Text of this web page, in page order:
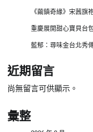
《繭鎮奇緣》宋茜旗
重慶展開甜心寶貝台
藍郁：尋味金台北秀
近期留言
尚無留言可供顯示。
彙整